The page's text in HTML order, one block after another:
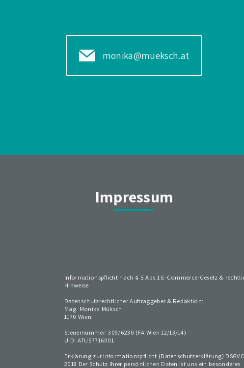
monika@mueksch.at
Impressum
Informationspflicht nach § 5 Abs.1 E-Commerce-Gesetz &
Hinweise
Datenschutzrechtlicher Auftraggeber & Redaktion:
Mag. Monika Müksch
1170 Wien
Steuernummer: 309/6230 (FA Wien 12/13/14)
UID: ATU57716001
Erklärung zur Informationspflicht (Datenschutzerklärung) DSGVO
2018 Der Schutz Ihrer persönlichen Daten ist uns ein besonderes